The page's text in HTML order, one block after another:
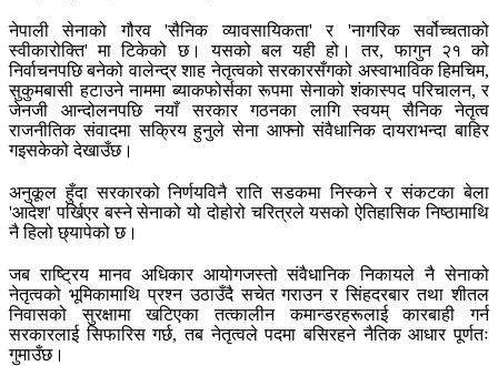
नेपाली सेनाको गौरव 'सैनिक व्यावसायिकता' र 'नागरिक सर्वोच्चताको
स्वीकारोक्ति' मा टिकेको छ। यसको बल यही हो। तर, फागुन २१ को
निर्वाचनपछि बनेको वालेन्द्र शाह नेतृत्वको सरकारसँगको अस्वाभाविक हिमचिम,
सुकुमबासी हटाउने नाममा ब्याकफोर्सका रूपमा सेनाको शंकास्पद परिचालन, र
जेनजी आन्दोलनपछि नयाँ सरकार गठनका लागि स्वयम् सैनिक नेतृत्व
राजनीतिक संवादमा सक्रिय हुनुले सेना आफ्नो संवैधानिक दायराभन्दा बाहिर
गइसकेको देखाउँछ।
अनुकूल हुँदा सरकारको निर्णयविनै राति सडकमा निस्कने र संकटका बेला
'आदेश' पर्खिएर बस्ने सेनाको यो दोहोरो चरित्रले यसको ऐतिहासिक निष्ठामाथि
नै हिलो छ्यापेको छ।
जब राष्ट्रिय मानव अधिकार आयोगजस्तो संवैधानिक निकायले नै सेनाको
नेतृत्वको भूमिकामाथि प्रश्न उठाउँदै सचेत गराउन र सिंहदरबार तथा शीतल
निवासको सुरक्षामा खटिएका तत्कालीन कमान्डरहरूलाई कारबाही गर्न
सरकारलाई सिफारिस गर्छ, तब नेतृत्वले पदमा बसिरहने नैतिक आधार पूर्णतः
गुमाउँछ।